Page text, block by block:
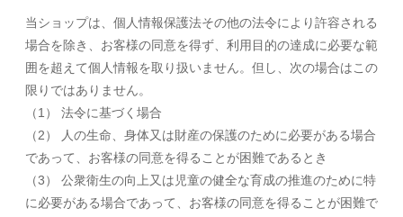
当ショップは、個人情報保護法その他の法令により許容される
場合を除き、お客様の同意を得ず、利用目的の達成に必要な範
囲を超えて個人情報を取り扱いません。但し、次の場合はこの
限りではありません。
（1） 法令に基づく場合
（2） 人の生命、身体又は財産の保護のために必要がある場合
であって、お客様の同意を得ることが困難であるとき
（3） 公衆衛生の向上又は児童の健全な育成の推進のために特
に必要がある場合であって、お客様の同意を得ることが困難で